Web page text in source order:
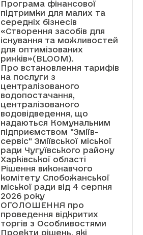
Програма фінансової
підтримки для малих та
середніх бізнесів
«Створення засобів для
існування та можливостей
для оптимізованих
ринків»(BLOOM).
Про встановлення тарифів
на послуги з
централізованого
водопостачання,
централізованого
водовідведення, що
надаються Комунальним
підприємством "Зміїв-
сервіс" Зміївської міської
ради Чугуївського району
Харківської області
Рішення виконавчого
комітету Слобожанської
міської ради від 4 серпня
2026 року
ОГОЛОШЕННЯ про
проведення відкритих
торгів з Особливостями
Проекти рішень, які